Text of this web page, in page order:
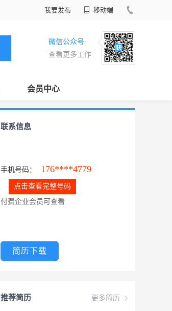
我要发布 移动端
微信公众号
查看更多工作
会员中心
联系信息
手机号码： 176****4779
点击查看完整号码
付费企业会员可查看
简历下载
更多简历
推荐简历